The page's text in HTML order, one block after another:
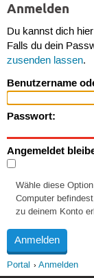
Anmelden
Du kannst dich
Falls du dein
zusenden lassen.
Benutzername
Passwort:
Angemeldet
Wähle diese
Computer
zu deinem Konto
Portal Anmelden